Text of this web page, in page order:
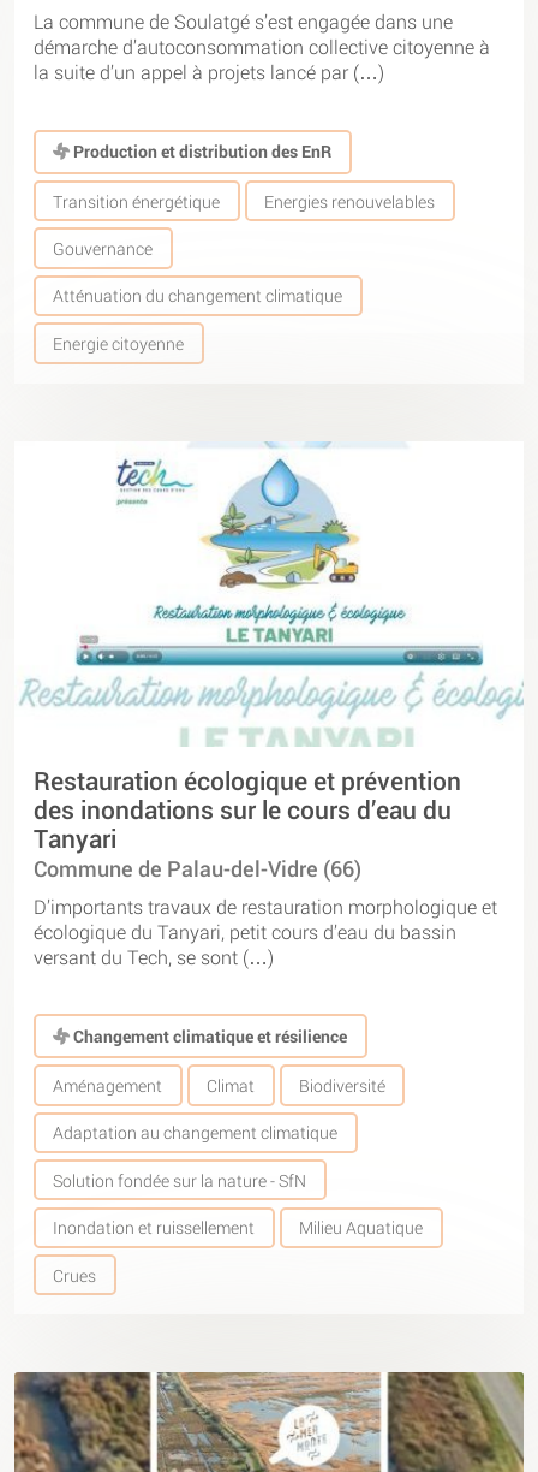
La commune de Soulatgé s’est engagée dans une
démarche d’autoconsommation collective citoyenne à
la suite d’un appel à projets lancé par (…)
Production et distribution des EnR
Transition énergétique Energies renouvelables
Gouvernance
Atténuation du changement climatique
Energie citoyenne
Restauration écologique et prévention
des inondations sur le cours d’eau du
Tanyari
Commune de Palau-del-Vidre (66)
D’importants travaux de restauration morphologique et
écologique du Tanyari, petit cours d’eau du bassin
versant du Tech, se sont (…)
Changement climatique et résilience
Aménagement Climat Biodiversité
Adaptation au changement climatique
Solution fondée sur la nature - SfN
Inondation et ruissellement Milieu Aquatique
Crues